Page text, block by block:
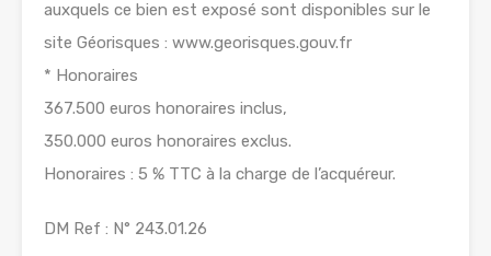
auxquels ce bien est exposé sont disponibles sur le
site Géorisques : www.georisques.gouv.fr
* Honoraires
367.500 euros honoraires inclus,
350.000 euros honoraires exclus.
Honoraires : 5 % TTC à la charge de l’acquéreur.
DM Ref : N° 243.01.26